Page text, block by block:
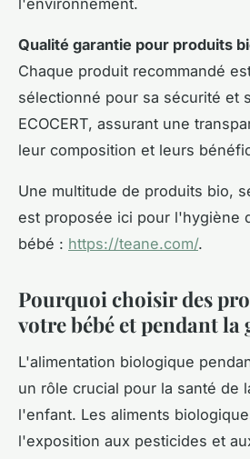
l'environnement.
Qualité garantie pour produits
Chaque produit recommandé
sélectionné pour sa sécurité et
ECOCERT, assurant une
leur composition et leurs
Une multitude de produits bio,
est proposée ici pour l'hygiène
bébé : https://teane.com/.
Pourquoi choisir des
votre bébé et pendant la
L'alimentation biologique
un rôle crucial pour la santé de
l'enfant. Les aliments
l'exposition aux pesticides et